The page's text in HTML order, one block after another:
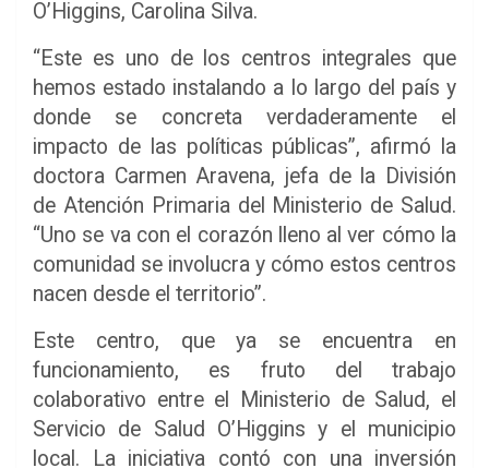
O’Higgins, Carolina Silva.
“Este es uno de los centros integrales que
hemos estado instalando a lo largo del país y
donde se concreta verdaderamente el
impacto de las políticas públicas”, afirmó la
doctora Carmen Aravena, jefa de la División
de Atención Primaria del Ministerio de Salud.
“Uno se va con el corazón lleno al ver cómo la
comunidad se involucra y cómo estos centros
nacen desde el territorio”.
Este centro, que ya se encuentra en
funcionamiento, es fruto del trabajo
colaborativo entre el Ministerio de Salud, el
Servicio de Salud O’Higgins y el municipio
local. La iniciativa contó con una inversión